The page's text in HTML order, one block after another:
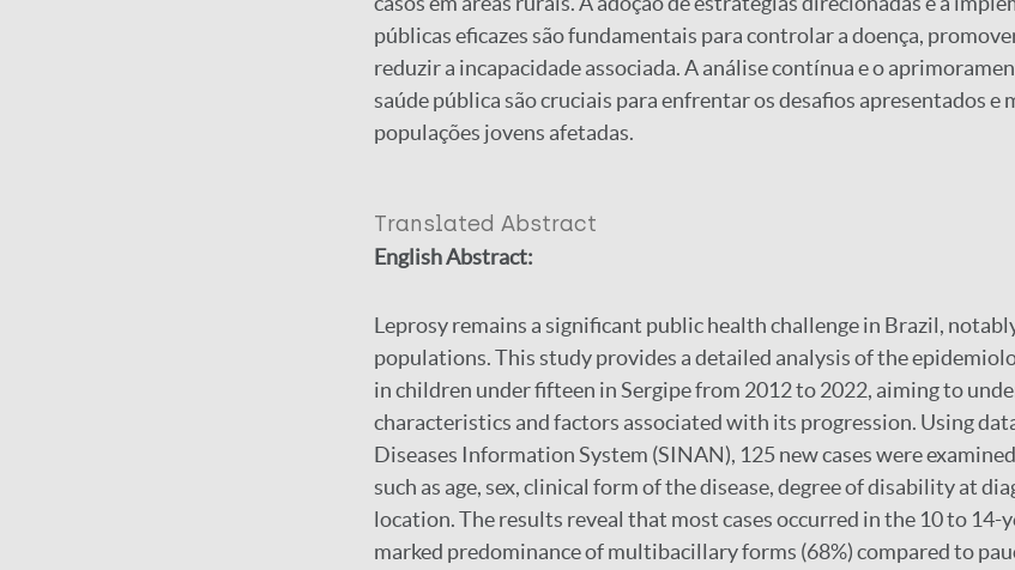
públicas eficazes são fundamentais para controlar a doença,
reduzir a incapacidade associada. A análise contínua e o
saúde pública são cruciais para enfrentar os desafios apresentados e
populações jovens afetadas.
Translated Abstract
English Abstract:
Leprosy remains a significant public health challenge in Brazil,
populations. This study provides a detailed analysis of the
in children under fifteen in Sergipe from 2012 to 2022, aiming to
characteristics and factors associated with its progression. Using
Diseases Information System (SINAN), 125 new cases were
such as age, sex, clinical form of the disease, degree of disability at
location. The results reveal that most cases occurred in the 10 to 14-
marked predominance of multibacillary forms (68%) compared to